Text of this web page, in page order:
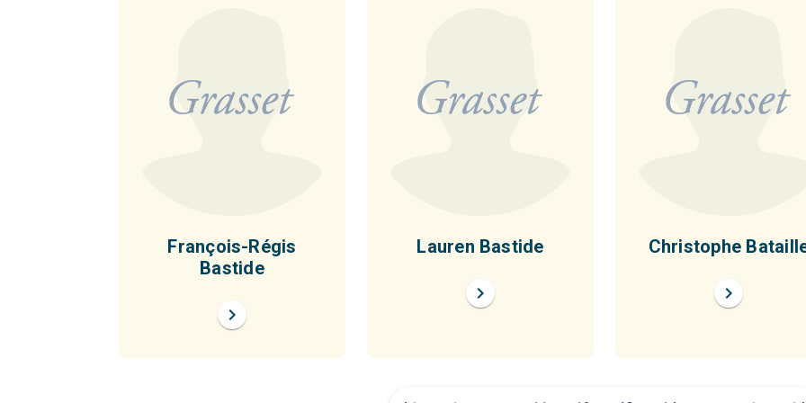
François-Régis
Bastide
chevron_right
Lauren Bastide
chevron_right
Christophe
chevron_right